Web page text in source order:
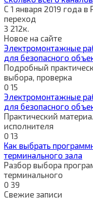
С 1 января 2019 года
переход
3 212к.
Новое на сайте
Электромонтажные
для безопасного
Подробный
выбора, проверка
0 15
Электромонтажные
для безопасного
Практический
исполнителя
0 13
Как выбрать
терминального зала
Разбор выбора
терминального
0 39
Свежие записи